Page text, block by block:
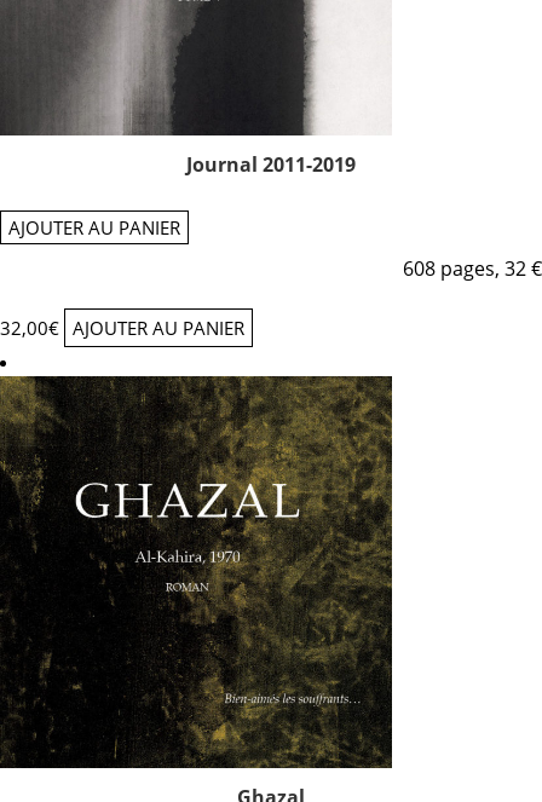
Journal 2011-2019
AJOUTER AU PANIER
608 pages, 32 €
32,00€ AJOUTER AU PANIER